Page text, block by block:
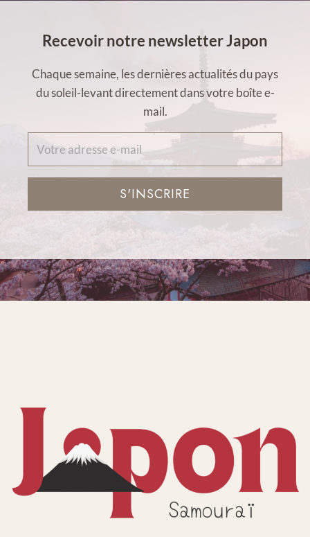
Recevoir notre newsletter Japon
Chaque semaine, les dernières actualités du pays
du soleil-levant directement dans votre boîte e-
mail.
S'INSCRIRE